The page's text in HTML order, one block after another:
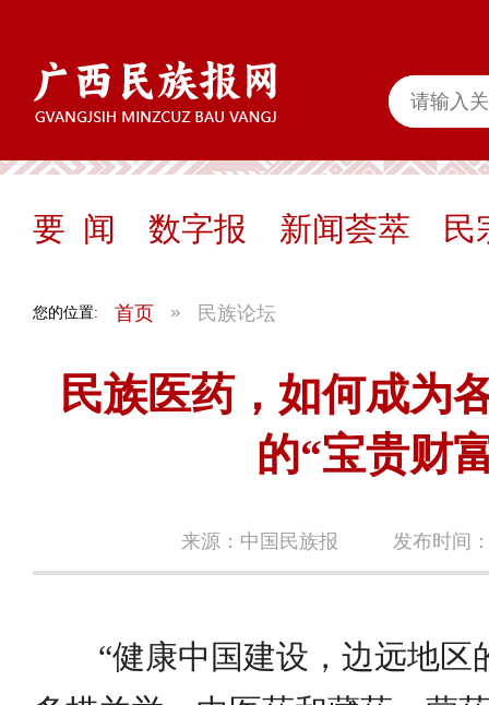
要 闻 数字报 新闻荟萃 民
您的位置: 首页 民族论坛
民族医药，如何成为
的“宝贵财
来源：中国民族报 发布时间
“健康中国建设，边远地区